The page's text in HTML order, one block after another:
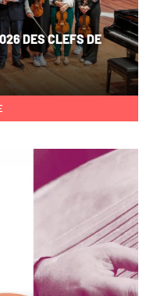
DES CLEFS DE